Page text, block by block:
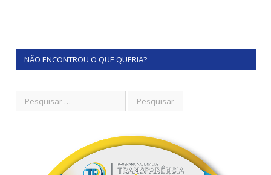
NÃO ENCONTROU O QUE QUERIA?